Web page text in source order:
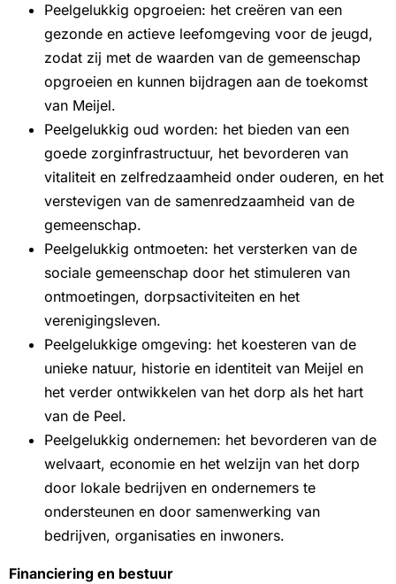
Peelgelukkig opgroeien: het creëren van een
gezonde en actieve leefomgeving voor de jeugd,
zodat zij met de waarden van de gemeenschap
opgroeien en kunnen bijdragen aan de toekomst
van Meijel.
Peelgelukkig oud worden: het bieden van een
goede zorginfrastructuur, het bevorderen van
vitaliteit en zelfredzaamheid onder ouderen, en het
verstevigen van de samenredzaamheid van de
gemeenschap.
Peelgelukkig ontmoeten: het versterken van de
sociale gemeenschap door het stimuleren van
ontmoetingen, dorpsactiviteiten en het
verenigingsleven.
Peelgelukkige omgeving: het koesteren van de
unieke natuur, historie en identiteit van Meijel en
het verder ontwikkelen van het dorp als het hart
van de Peel.
Peelgelukkig ondernemen: het bevorderen van de
welvaart, economie en het welzijn van het dorp
door lokale bedrijven en ondernemers te
ondersteunen en door samenwerking van
bedrijven, organisaties en inwoners.
Financiering en bestuur